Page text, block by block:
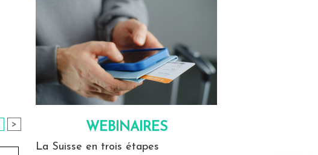
> WEBINAIRES
La Suisse en trois étapes